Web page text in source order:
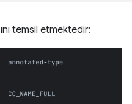
temsil etmektedir: